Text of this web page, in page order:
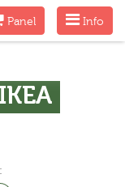
Menu
Info
Panel